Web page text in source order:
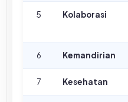
5 Kolaborasi
6 Kemandirian
7 Kesehatan